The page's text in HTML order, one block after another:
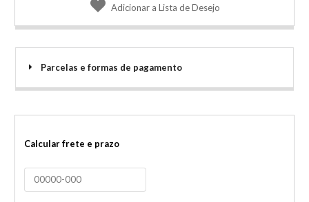
Adicionar a Lista de Desejo
Parcelas e formas de pagamento
Calcular frete e prazo